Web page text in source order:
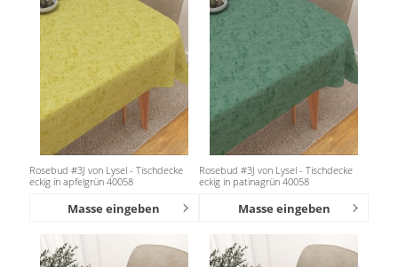
Rosebud #3J von Lysel - Tischdecke
eckig in apfelgrün 40058
Masse eingeben
Rosebud #3J von Lysel - Tischdecke
eckig in patinagrün 40058
Masse eingeben